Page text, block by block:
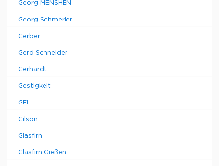
Georg MENSHEN
Georg Schmerler
Gerber
Gerd Schneider
Gerhardt
Gestigkeit
GFL
Gilson
Glasfirn
Glasfirn Gießen